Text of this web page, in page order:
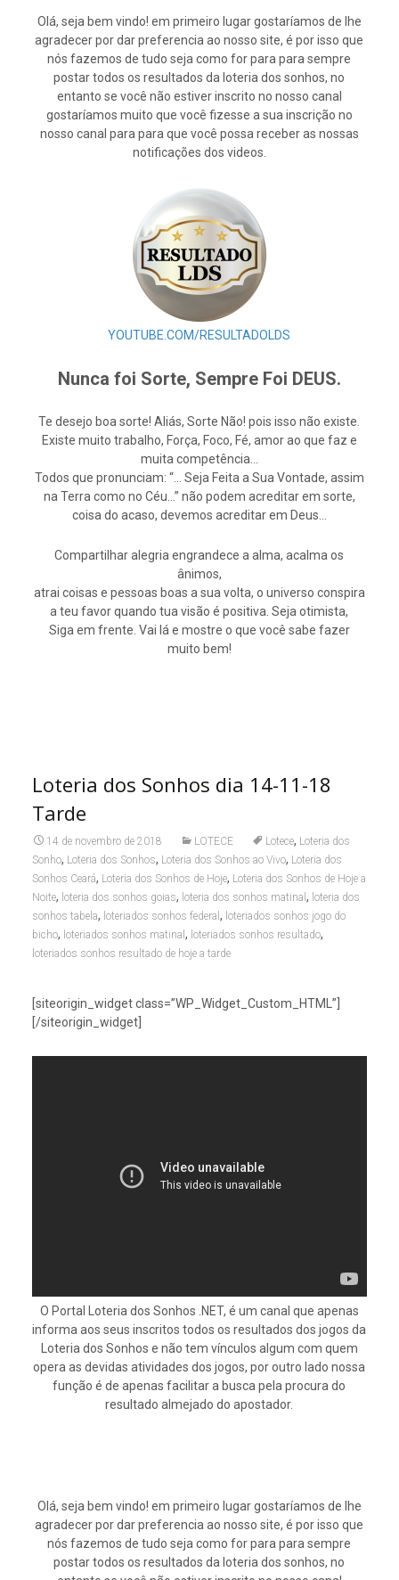
Olá, seja bem vindo! em primeiro lugar gostaríamos de lhe
agradecer por dar preferencia ao nosso site, é por isso que
nós fazemos de tudo seja como for para para sempre
postar todos os resultados da loteria dos sonhos, no
entanto se você não estiver inscrito no nosso canal
gostaríamos muito que você fizesse a sua inscrição no
nosso canal para para que você possa receber as nossas
notificações dos videos.
YOUTUBE.COM/RESULTADOLDS
Nunca foi Sorte, Sempre Foi DEUS.
Te desejo boa sorte! Aliás, Sorte Não! pois isso não existe.
Existe muito trabalho, Força, Foco, Fé, amor ao que faz e
muita competência…
Todos que pronunciam: “… Seja Feita a Sua Vontade, assim
na Terra como no Céu…” não podem acreditar em sorte,
coisa do acaso, devemos acreditar em Deus…
Compartilhar alegria engrandece a alma, acalma os
ânimos,
atrai coisas e pessoas boas a sua volta, o universo conspira
a teu favor quando tua visão é positiva. Seja otimista,
Siga em frente. Vai lá e mostre o que você sabe fazer
muito bem!
Loteria dos Sonhos dia 14-11-18
Tarde
14 de novembro de 2018 LOTECE Lotece, Loteria dos
Sonho, Loteria dos Sonhos, Loteria dos Sonhos ao Vivo, Loteria dos
Sonhos Ceará, Loteria dos Sonhos de Hoje, Loteria dos Sonhos de Hoje a
Noite, loteria dos sonhos goias, loteria dos sonhos matinal , loteria dos
sonhos tabela, loteriados sonhos federal , loteriados sonhos jogo do
bicho, loteriados sonhos matinal , loteriados sonhos resultado,
loteriados sonhos resultado de hoje a tarde
[siteorigin_widget class=”WP_Widget_Custom_HTML”]
[/siteorigin_widget]
O Portal Loteria dos Sonhos .NET, é um canal que apenas
informa aos seus inscritos todos os resultados dos jogos da
Loteria dos Sonhos e não tem vínculos algum com quem
opera as devidas atividades dos jogos, por outro lado nossa
função é de apenas facilitar a busca pela procura do
resultado almejado do apostador.
Olá, seja bem vindo! em primeiro lugar gostaríamos de lhe
agradecer por dar preferencia ao nosso site, é por isso que
nós fazemos de tudo seja como for para para sempre
postar todos os resultados da loteria dos sonhos, no